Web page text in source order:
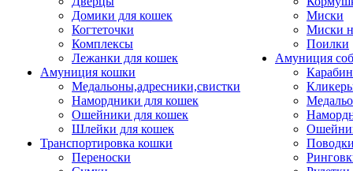
Домики для кошек
Когтеточки
Комплексы
Лежанки для кошек
Амуниция кошки
Медальоны,адресники,свистки
Намордники для кошек
Ошейники для кошек
Шлейки для кошек
Транспортировка кошки
Переноски
Миски
Миски
Поилки
Амуниция